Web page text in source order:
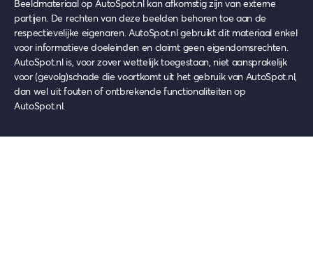
Beeldmateriaal op AutoSpot.nl kan afkomstig zijn van externe
partijen. De rechten van deze beelden behoren toe aan de
respectievelijke eigenaren. AutoSpot.nl gebruikt dit materiaal enkel
voor informatieve doeleinden en claimt geen eigendomsrechten.
AutoSpot.nl is, voor zover wettelijk toegestaan, niet aansprakelijk
voor (gevolg)schade die voortkomt uit het gebruik van AutoSpot.nl,
dan wel uit fouten of ontbrekende functionaliteiten op
AutoSpot.nl.